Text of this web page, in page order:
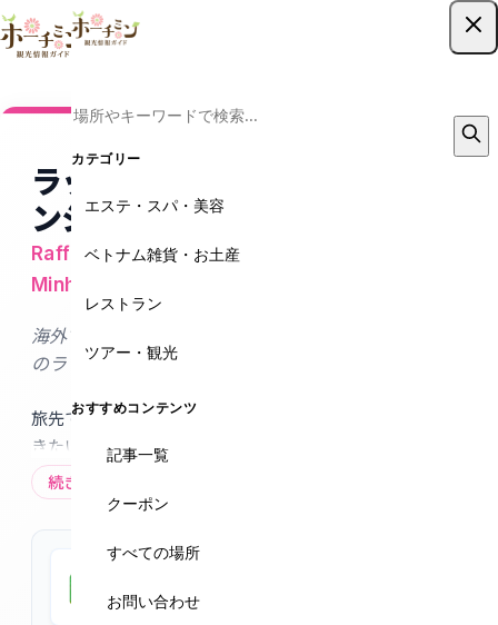
カテゴリー
エステ・スパ・美容
ベトナム雑貨・お土産
レストラン
ツアー・観光
おすすめコンテンツ
記事一覧
クーポン
すべての場所
お問い合わせ
ラッフルズメディカルホーチミ
ンシティ
Raffles Medical International Clinic In Ho Chi
Minh
海外でも日本の安心を。国際基準の医療と日本語対応
のラッフルズメディカル
旅先での体調不良やケガ――そんな“もしも”に備えて知ってお
きたいのが、ラッフルズメディカル ホーチミン。観光客
から在住者まで幅広く支持されているこのクリニック
は、シンガポールに本院を構える国際医療グループの一
員。総合診療、内科、小児科、耳鼻科、外科、産婦人
科、予防接種や健康診断など幅広い診療に対応し、高品
質な医療サービスを提供しています。清潔感あるモダンな
施設と、国際基準の診療体制が整っており、旅の途中でも
続きを読む
★★★★3.9 (387件)